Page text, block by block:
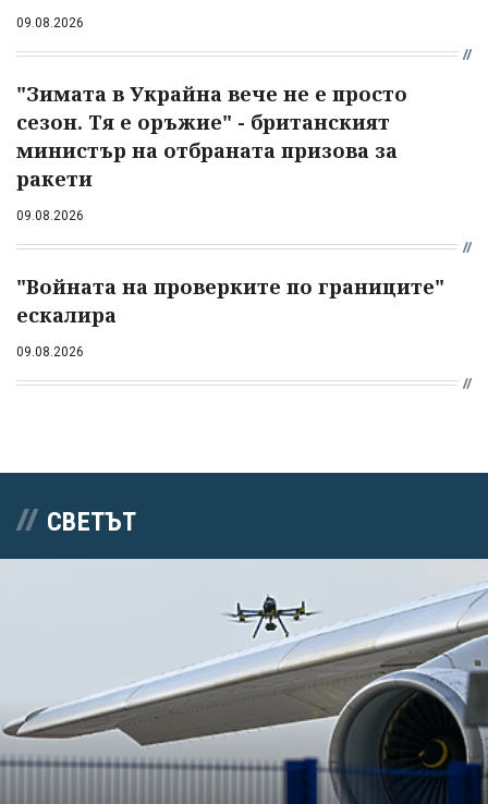
09.08.2026
"Зимата в Украйна вече не е просто
сезон. Тя е оръжие" - британският
министър на отбраната призова за
ракети
09.08.2026
"Войната на проверките по границите"
ескалира
09.08.2026
СВЕТЪТ